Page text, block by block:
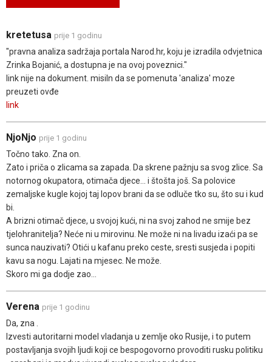
kretetusa prije 1 godinu
"pravna analiza sadržaja portala Narod.hr, koju je izradila odvjetnica
Zrinka Bojanić, a dostupna je na ovoj poveznici."
link nije na dokument. misiln da se pomenuta 'analiza' moze
preuzeti ovđe
link
NjoNjo prije 1 godinu
Točno tako. Zna on.
Zato i priča o zlicama sa zapada. Da skrene pažnju sa svog zlice. Sa
notornog okupatora, otimača djece... i štošta još. Sa polovice
zemaljske kugle kojoj taj lopov brani da se odluče tko su, što su i kud
bi.
A brizni otimač djece, u svojoj kući, ni na svoj zahod ne smije bez
tjelohranitelja? Neće ni u mirovinu. Ne može ni na livadu izaći pa se
sunca nauzivati? Otići u kafanu preko ceste, sresti susjeda i popiti
kavu sa nogu. Lajati na mjesec. Ne može.
Skoro mi ga dodje zao...
Verena prije 1 godinu
Da, zna .
Izvesti autoritarni model vladanja u zemlje oko Rusije, i to putem
postavljanja svojih ljudi koji ce bespogovorno provoditi rusku politiku